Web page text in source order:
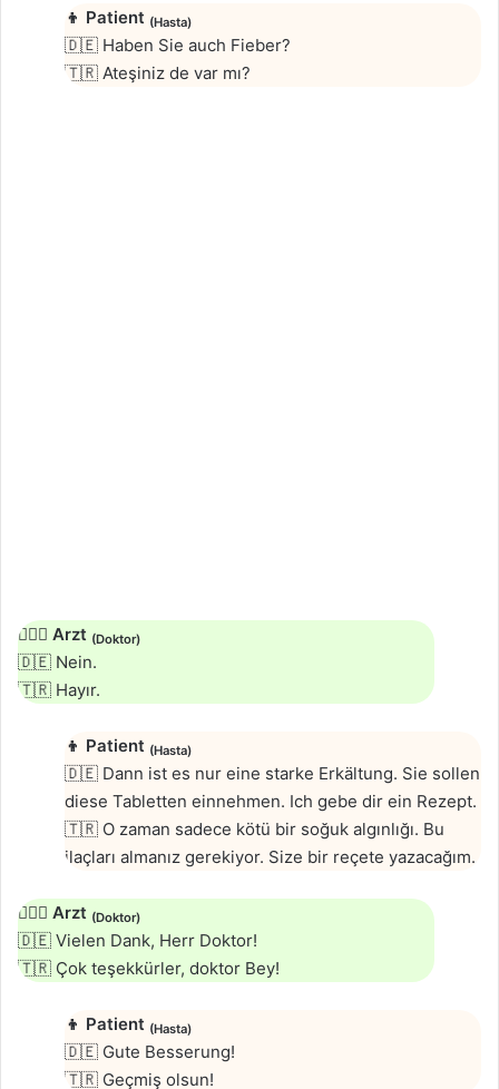
👦 Patient (Hasta)
🇩🇪 Haben Sie auch Fieber?
🇹🇷 Ateşiniz de var mı?
👨🏻‍⚕️ Arzt (Doktor)
🇩🇪 Nein.
🇹🇷 Hayır.
👦 Patient (Hasta)
🇩🇪 Dann ist es nur eine starke Erkältung. Sie sollen
diese Tabletten einnehmen. Ich gebe dir ein Rezept.
🇹🇷 O zaman sadece kötü bir soğuk algınlığı. Bu
ilaçları almanız gerekiyor. Size bir reçete yazacağım.
👨🏻‍⚕️ Arzt (Doktor)
🇩🇪 Vielen Dank, Herr Doktor!
🇹🇷 Çok teşekkürler, doktor Bey!
👦 Patient (Hasta)
🇩🇪 Gute Besserung!
🇹🇷 Geçmiş olsun!